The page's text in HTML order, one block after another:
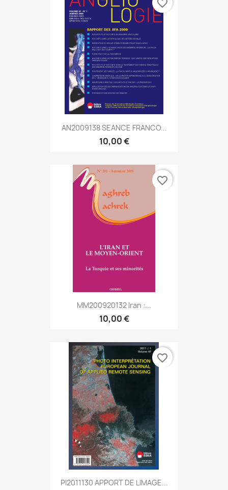
AN2009138 SEANCE FRANCO...
10,00 €
favorite_border
MM200920132 Iran :...
10,00 €
favorite_border
PI2011130 APPORT DE LIMAGE...
favorite_border